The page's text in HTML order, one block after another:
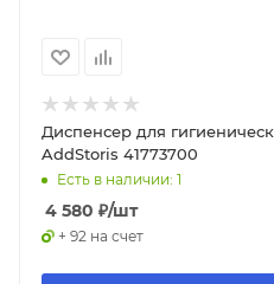
Диспенсер для
AddStoris 41773700
Есть в наличии: 1
4 580 ₽/шт
+ 92 на счет